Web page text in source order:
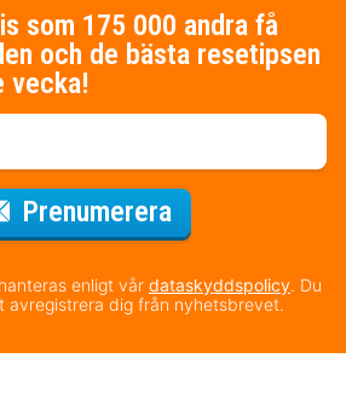
som 175 000 andra få
och de bästa resetipsen
vecka!
Prenumerera
enligt vår dataskyddspolicy. Du
avregistrera dig från nyhetsbrevet.